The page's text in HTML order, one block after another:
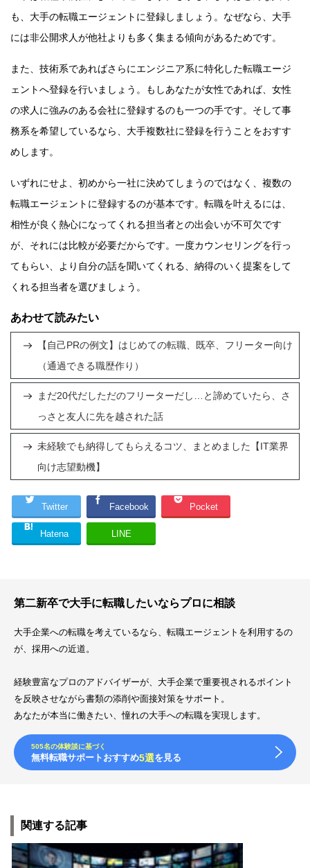
も、大手の転職エージェントに登録しましょう。なぜなら、大手
には非公開求人が他社よりも多く集まる傾向があるためです。
また、技術系であればさらにエンジニア系に特化した転職エージ
ェントへ登録を行いましょう。もしあなたが女性であれば、女性
の求人に強みのある会社に登録するのも一つの手です。そして事
務系を希望しているなら、大手複数社に登録を行うことをおすす
めします。
いずれにせよ、初めから一社に決めてしまうのではなく、複数の
転職エージェントに登録するのが基本です。転職を叶えるには、
相性が良く熱心になってくれる担当者との出会いが不可欠です
が、それには比較が必要だからです。一度カウンセリングを行っ
てもらい、より自分の話を聞いてくれる、納得のいく提案をして
くれる担当者を選びましょう。
あわせて読みたい
【自己PRの例文】はじめての転職、既卒、フリーター向け
（通過できる職歴作り）
まだ20代だしただのフリーターだし…と諦めていたら、さ
っさと友人に先を越された話
未経験でも納得してもらえるコツ、まとめました【IT業界
向け志望動機】
Twitter Facebook Pocket
Hatena LINE
第二新卒で大手に転職したいならプロに相談
大手企業への転職を考えているなら、転職エージェントを利用するの
が、採用への近道。
経験豊富なプロのアドバイザーが、大手企業で重要視されるポイント
を反映させながら書類の添削や面接対策をサポート。
あなたが本当に働きたい、憧れの大手への転職を実現します。
505名の体験談に基づく
無料転職サポートおすすめ5選を見る
関連する記事